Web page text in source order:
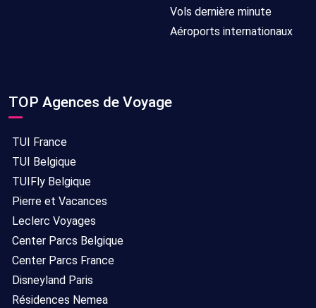
Vols dernière minute
Aéroports internationaux
TOP Agences de Voyage
TUI France
TUI Belgique
TUIFly Belgique
Pierre et Vacances
Leclerc Voyages
Center Parcs Belgique
Center Parcs France
Disneyland Paris
Résidences Nemea